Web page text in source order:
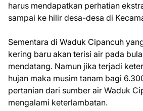
harus mendapatkan perhatian
sampai ke hilir desa-desa di
Sementara di Waduk Cipancuh
kering baru akan terisi air pada
mendatang. Namun jika terjadi
hujan maka musim tanam bagi
pertanian dari sumber air Waduk
mengalami keterlambatan.